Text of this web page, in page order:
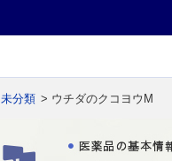
未分類 > ウチダのクコヨウM